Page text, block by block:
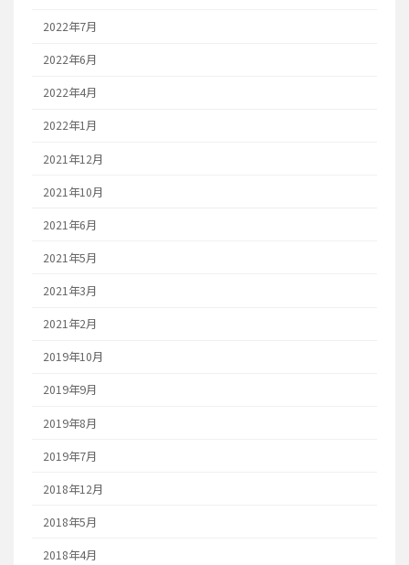
2022年7月
2022年6月
2022年4月
2022年1月
2021年12月
2021年10月
2021年6月
2021年5月
2021年3月
2021年2月
2019年10月
2019年9月
2019年8月
2019年7月
2018年12月
2018年5月
2018年4月